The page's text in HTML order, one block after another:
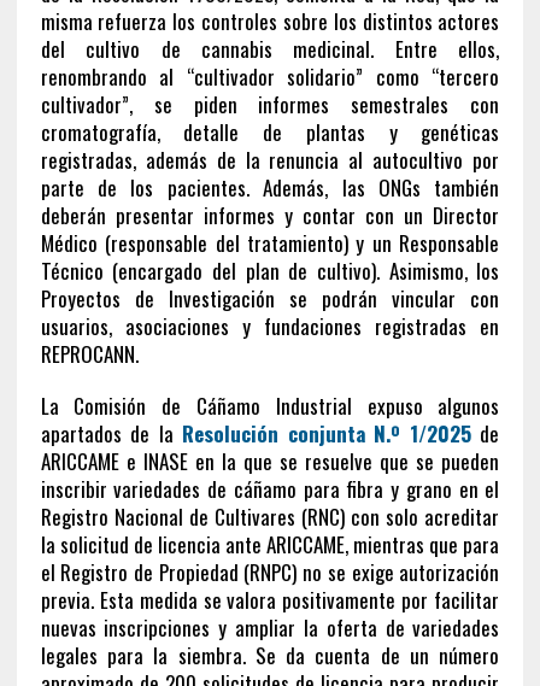
misma refuerza los controles sobre los distintos actores
del cultivo de cannabis medicinal. Entre ellos,
renombrando al “cultivador solidario” como “tercero
cultivador”, se piden informes semestrales con
cromatografía, detalle de plantas y genéticas
registradas, además de la renuncia al autocultivo por
parte de los pacientes. Además, las ONGs también
deberán presentar informes y contar con un Director
Médico (responsable del tratamiento) y un Responsable
Técnico (encargado del plan de cultivo). Asimismo, los
Proyectos de Investigación se podrán vincular con
usuarios, asociaciones y fundaciones registradas en
REPROCANN.
La Comisión de Cáñamo Industrial expuso algunos
apartados de la Resolución conjunta N.º 1/2025de
ARICCAME e INASE en la que se resuelve que se pueden
inscribir variedades de cáñamo para fibra y grano en el
Registro Nacional de Cultivares (RNC) con solo acreditar
la solicitud de licencia ante ARICCAME, mientras que para
el Registro de Propiedad (RNPC) no se exige autorización
previa. Esta medida se valora positivamente por facilitar
nuevas inscripciones y ampliar la oferta de variedades
legales para la siembra. Se da cuenta de un número